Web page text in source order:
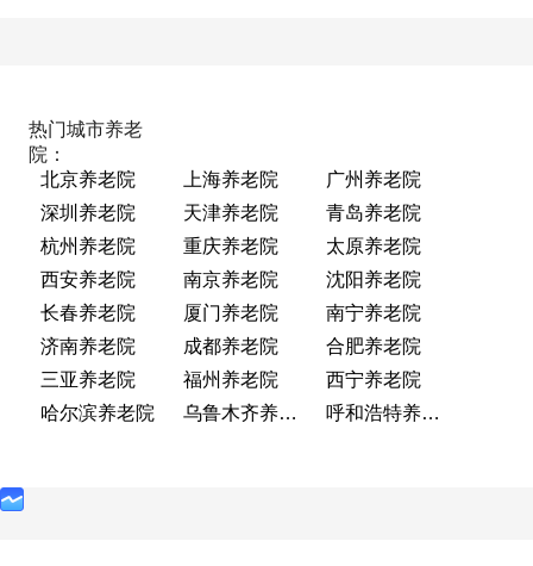
热门城市养老
院：
北京养老院
上海养老院
广州养老院
深圳养老院
天津养老院
青岛养老院
杭州养老院
重庆养老院
太原养老院
西安养老院
南京养老院
沈阳养老院
长春养老院
厦门养老院
南宁养老院
济南养老院
成都养老院
合肥养老院
三亚养老院
福州养老院
西宁养老院
哈尔滨养老院
乌鲁木齐养老院 呼和浩特养老院